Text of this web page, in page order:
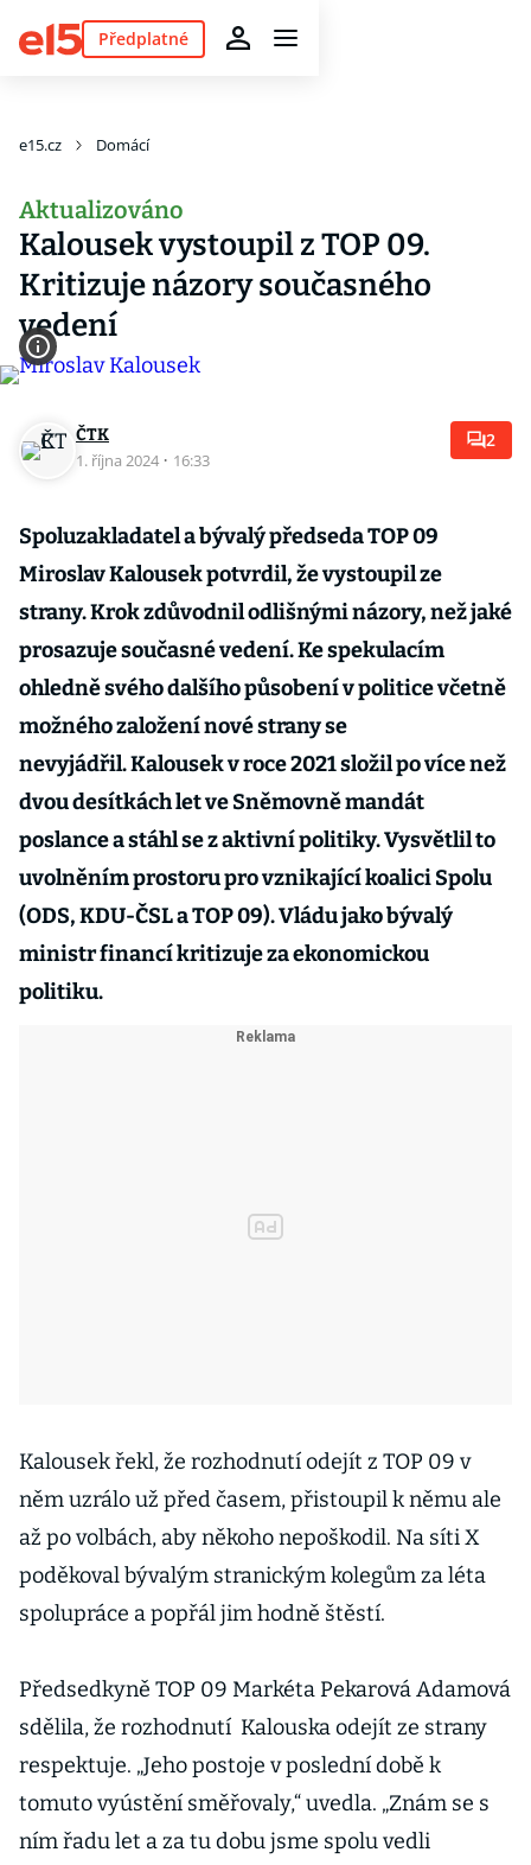
Předplatné
e15.cz Domácí
Aktualizováno
Kalousek vystoupil z TOP 09.
Kritizuje názory současného
vedení
ČTK
1. října 2024 · 16:33
2
Spoluzakladatel a bývalý předseda TOP 09
Miroslav Kalousek potvrdil, že vystoupil ze
strany. Krok zdůvodnil odlišnými názory, než jaké
prosazuje současné vedení. Ke spekulacím
ohledně svého dalšího působení v politice včetně
možného založení nové strany se
nevyjádřil. Kalousek v roce 2021 složil po více než
dvou desítkách let ve Sněmovně mandát
poslance a stáhl se z aktivní politiky. Vysvětlil to
uvolněním prostoru pro vznikající koalici Spolu
(ODS, KDU-ČSL a TOP 09). Vládu jako bývalý
ministr financí kritizuje za ekonomickou
politiku.
Kalousek řekl, že rozhodnutí odejít z TOP 09 v
něm uzrálo už před časem, přistoupil k němu ale
až po volbách, aby někoho nepoškodil. Na síti X
poděkoval bývalým stranickým kolegům za léta
spolupráce a popřál jim hodně štěstí.
Předsedkyně TOP 09 Markéta Pekarová Adamová
sdělila, že rozhodnutí Kalouska odejít ze strany
respektuje. „Jeho postoje v poslední době k
tomuto vyústění směřovaly,“ uvedla. „Znám se s
ním řadu let a za tu dobu jsme spolu vedli